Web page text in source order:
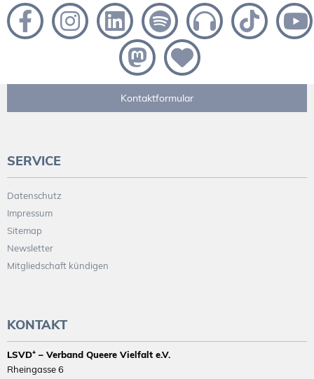
Kontaktformular
SERVICE
Datenschutz
Impressum
Sitemap
Newsletter
Mitgliedschaft kündigen
KONTAKT
LSVD⁺ – Verband Queere Vielfalt e.V.
Rheingasse 6